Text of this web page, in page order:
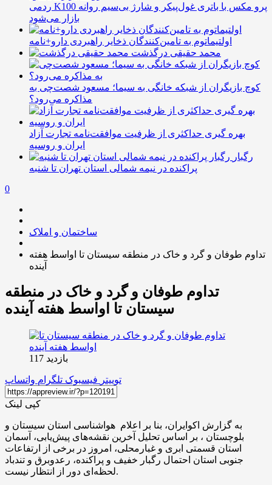
ردمی K100 پرو مکس با باتری غول‌پیکر و شارژ بی‌سیم روانه
بازار می‌شود
اولتیماتوم به تامین‌کنندگان ذخایر راهبردی دارو+نامه
محمد حقیقی درگذشت
کوچ بازیگران از شبکه خانگی به سیما؛ مسعود شصت‌چی به
مذاکره می‌رود؟
بهره گیری حداکثری از ظرفیت موافقت‌نامه تجارت آزاد
ایران و روسیه
رگبار
پراکنده در نیمه شمالی استان تهران تا شنبه
0
ساختمان و املاک
تداوم طوفان و گرد و خاک در منطقه سیستان تا اواسط هفته
آینده
تداوم طوفان و گرد و خاک در منطقه
سیستان تا اواسط هفته آینده
بازدید 117
توییتر فیسبوک تلگرام واتساپ
کپی لینک
به گزارش اکوایران، بنا بر اعلام هواشناسی استان سیستان و
بلوچستان ، بر اساس تحلیل آخرین نقشه‌های پیش‌یابی، آسمان
استان قسمتی ابری و غبارمحلی، امروز در برخی از ارتفاعات
جنوبی استان احتمال رگبار خفیف و پراکنده، رعدوبرق و تندباد
لحظه‌ای دور از انتظار نیست.